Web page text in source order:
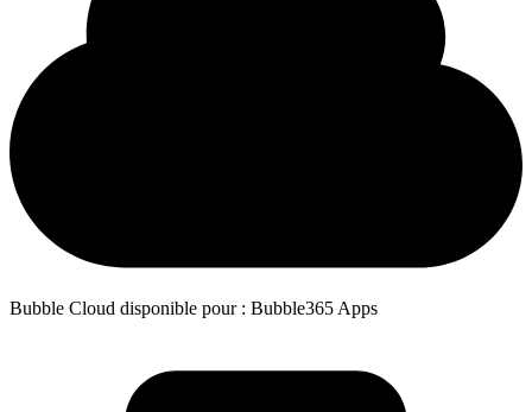
Bubble Cloud disponible pour : Bubble365 Apps